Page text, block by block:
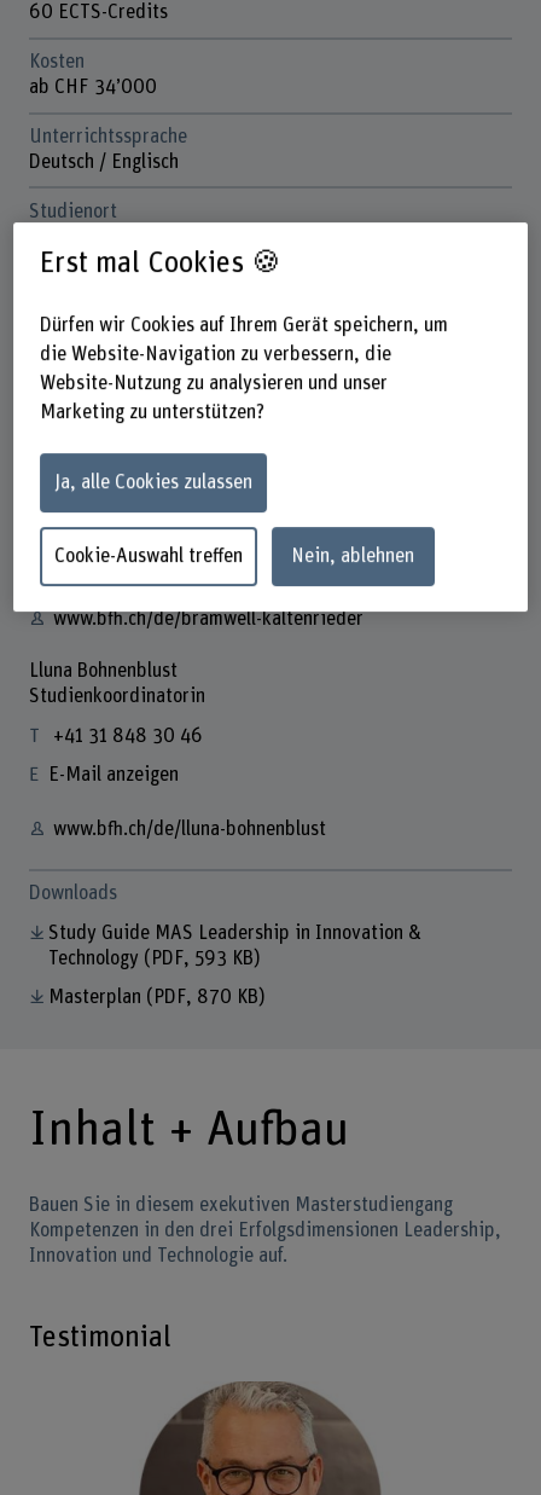
60 ECTS-Credits
Kosten
ab CHF 34’000
Unterrichtssprache
Deutsch / Englisch
Studienort
Technik und Informatik
Nächste Durchführung
Herbst 2026
Prof. Bramwell Kaltenrieder
Leiter Weiterbildung
+41 32 321 63 57
E-Mail anzeigen
www.bfh.ch/de/bramwell-kaltenrieder
Lluna Bohnenblust
Studienkoordinatorin
+41 31 848 30 46
E-Mail anzeigen
www.bfh.ch/de/lluna-bohnenblust
Downloads
Study Guide MAS Leadership in Innovation &
Technology (PDF, 593 KB)
Masterplan (PDF, 870 KB)
Inhalt + Aufbau
Bauen Sie in diesem exekutiven Masterstudiengang
Kompetenzen in den drei Erfolgsdimensionen Leadership,
Innovation und Technologie auf.
Testimonial
Erst mal Cookies 🍪
Dürfen wir Cookies auf Ihrem Gerät speichern, um
die Website-Navigation zu verbessern, die
Website-Nutzung zu analysieren und unser
Marketing zu unterstützen?
Ja, alle Cookies zulassen
Cookie-Auswahl treffen Nein, ablehnen